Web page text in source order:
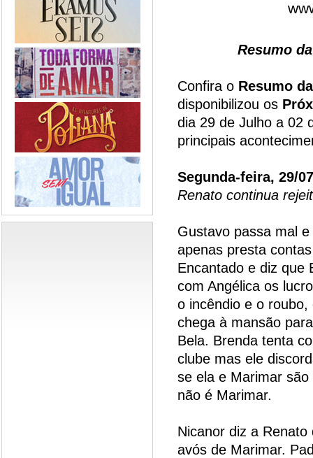
Resumo
Confira o Resumo
disponibilizou os
dia 29 de Julho a 02
principais
Segunda-feira, 29/
Renato continua
Gustavo passa mal
apenas presta
Encantado e diz que
com Angélica os
o incêndio e o
chega à mansão
Bela. Brenda tenta
clube mas ele
se ela e Marimar
não é Marimar.
Nicanor diz a
avós de Marimar.